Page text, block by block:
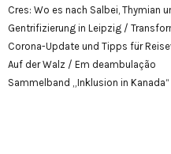
Cres: Wo es nach Salbei, Thymian
Gentrifizierung in Leipzig /
Corona-Update und Tipps für
Auf der Walz / Em deambulação
Sammelband „Inklusion in Kanada“